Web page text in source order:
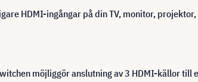
HDMI-ingångar på din TV, monitor,
möjliggör anslutning av 3 HDMI-källor till